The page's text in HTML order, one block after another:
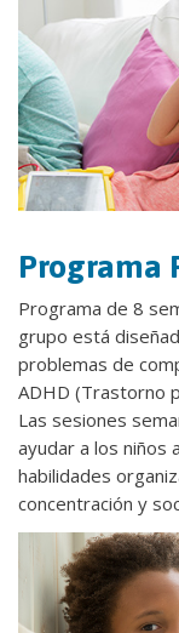
Programa
Programa de 8
grupo está
problemas de
ADHD (Trastorno
Las sesiones
ayudar a los
habilidades
concentración y